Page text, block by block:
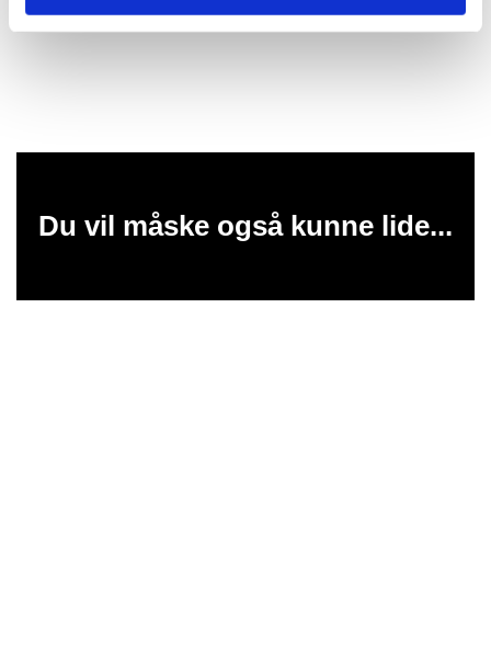
Du vil måske også kunne lide...